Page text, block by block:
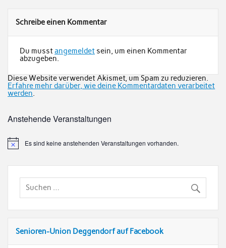
Schreibe einen Kommentar
Du musstangemeldetsein, um einen Kommentar
abzugeben.
Diese Website verwendet Akismet, um Spam zu reduzieren.
Erfahre mehr darüber, wie deine Kommentardaten verarbeitet
werden.
Anstehende Veranstaltungen
Es sind keine anstehenden Veranstaltungen vorhanden.
Senioren-Union Deggendorf auf Facebook